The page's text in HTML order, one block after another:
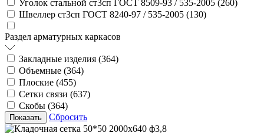
Уголок стальной ст3сп ГОСТ 8509-93 / 535-2005 (260)
Швеллер ст3сп ГОСТ 8240-97 / 535-2005 (130)
Раздел арматурных каркасов
Закладные изделия (364)
Объемные (364)
Плоские (455)
Сетки связи (637)
Скобы (364)
Сбросить